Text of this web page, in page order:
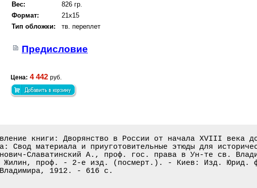
Вес:
826 гр.
Формат:
21x15
Тип обложки:
тв. переплет
Предисловие
Цена: 4 442 руб.
книги: Дворянство в России от начала XVIII века
Свод материала и приуготовительные этюды для
Славатинский А., проф. гос. права в Ун-те св.
проф. - 2-е изд. (посмерт.). - Киев: Изд. Юрид.
1912. - 616 с.